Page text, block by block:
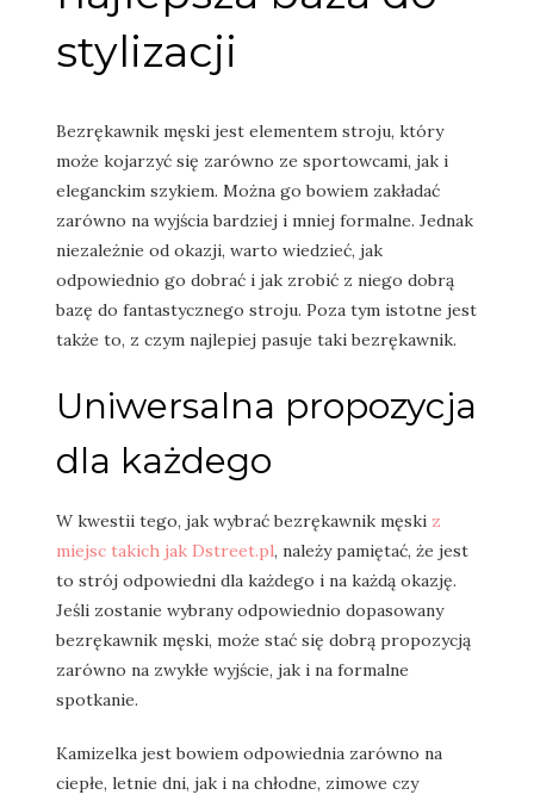
stylizacji
Bezrękawnik męski jest elementem stroju, który
może kojarzyć się zarówno ze sportowcami, jak i
eleganckim szykiem. Można go bowiem zakładać
zarówno na wyjścia bardziej i mniej formalne. Jednak
niezależnie od okazji, warto wiedzieć, jak
odpowiednio go dobrać i jak zrobić z niego dobrą
bazę do fantastycznego stroju. Poza tym istotne jest
także to, z czym najlepiej pasuje taki bezrękawnik.
Uniwersalna propozycja
dla każdego
W kwestii tego, jak wybrać bezrękawnik męski z
miejsc takich jak Dstreet.pl, należy pamiętać, że jest
to strój odpowiedni dla każdego i na każdą okazję.
Jeśli zostanie wybrany odpowiednio dopasowany
bezrękawnik męski, może stać się dobrą propozycją
zarówno na zwykłe wyjście, jak i na formalne
spotkanie.
Kamizelka jest bowiem odpowiednia zarówno na
ciepłe, letnie dni, jak i na chłodne, zimowe czy